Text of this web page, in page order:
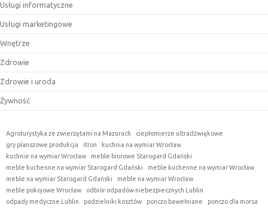
Usługi informatyczne
Usługi marketingowe
Wnętrze
Zdrowie
Zdrowie i uroda
Żywność
Agroturystyka ze zwierzętami na Mazurach
ciepłomierze ultradźwiękowe
gry planszowe produkcja
itron
kuchnia na wymiar Wrocław
kuchnie na wymiar Wrocław
meble biurowe Starogard Gdański
meble kuchenne na wymiar Starogard Gdański
meble kuchenne na wymiar Wrocław
meble na wymiar Starogard Gdański
meble na wymiar Wrocław
meble pokojowe Wrocław
odbiór odpadów niebezpiecznych Lublin
odpady medyczne Lublin
podzielniki kosztów ponczo bawełniane
ponczo dla morsa